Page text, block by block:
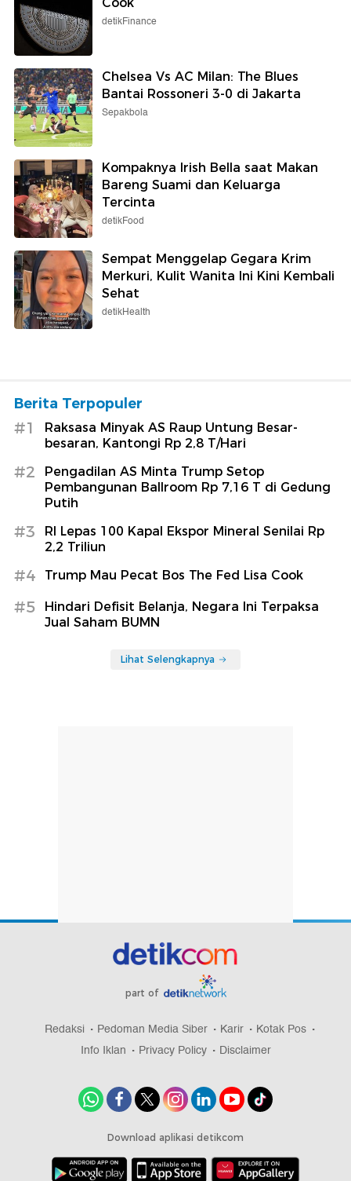
detikFinance
Chelsea Vs AC Milan: The Blues
Bantai Rossoneri 3-0 di Jakarta
Sepakbola
Kompaknya Irish Bella saat Makan
Bareng Suami dan Keluarga
Tercinta
detikFood
Sempat Menggelap Gegara Krim
Merkuri, Kulit Wanita Ini Kini Kembali
Sehat
detikHealth
Berita Terpopuler
#1
Raksasa Minyak AS Raup Untung Besar-
besaran, Kantongi Rp 2,8 T/Hari
#2
Pengadilan AS Minta Trump Setop
Pembangunan Ballroom Rp 7,16 T di Gedung
Putih
#3
RI Lepas 100 Kapal Ekspor Mineral Senilai Rp
2,2 Triliun
#4 Trump Mau Pecat Bos The Fed Lisa Cook
#5
Hindari Defisit Belanja, Negara Ini Terpaksa
Jual Saham BUMN
Lihat Selengkapnya
part of
Redaksi Pedoman Media Siber Karir
Kotak Pos
Info Iklan
Privacy Policy Disclaimer
Download aplikasi detikcom